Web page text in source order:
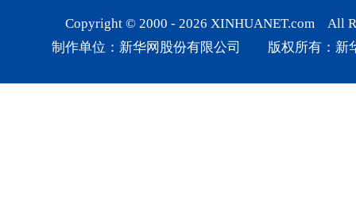
Copyright © 2000 - 2026 XINHUANET.com All
制作单位：新华网股份有限公司 版权所有：新